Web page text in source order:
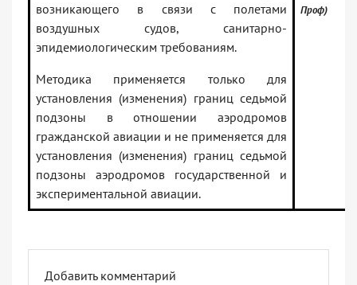
возникающего в связи с полетами
воздушных судов, санитарно-
эпидемиологическим требованиям.
Методика применяется только для
установления (изменения) границ седьмой
подзоны в отношении аэродромов
гражданской авиации и не применяется для
установления (изменения) границ седьмой
подзоны аэродромов государственной и
экспериментальной авиации.
Проф)
Добавить комментарий